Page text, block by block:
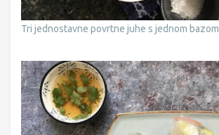
Tri jednostavne povrtne juhe s jednom bazom